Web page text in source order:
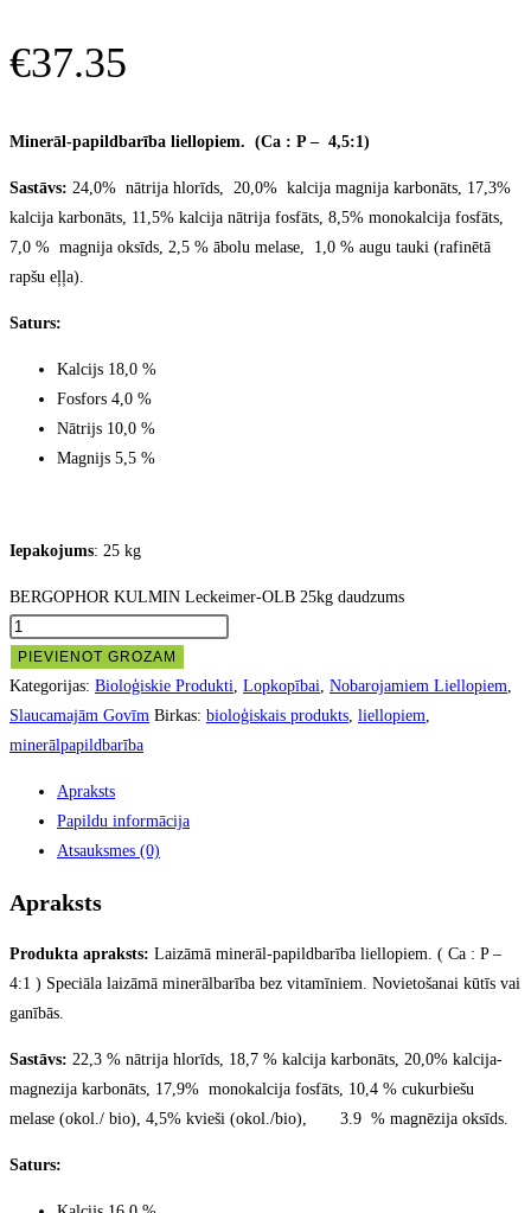
€37.35
Minerāl-papildbarība liellopiem. (Ca : P – 4,5:1)
Sastāvs: 24,0% nātrija hlorīds, 20,0% kalcija magnija karbonāts, 17,3%
kalcija karbonāts, 11,5% kalcija nātrija fosfāts, 8,5% monokalcija fosfāts,
7,0 % magnija oksīds, 2,5 % ābolu melase, 1,0 % augu tauki (rafinētā
rapšu eļļa).
Saturs:
Kalcijs 18,0 %
Fosfors 4,0 %
Nātrijs 10,0 %
Magnijs 5,5 %
Iepakojums: 25 kg
BERGOPHOR KULMIN Leckeimer-OLB 25kg daudzums
PIEVIENOT GROZAM
Kategorijas: Bioloģiskie Produkti, Lopkopībai, Nobarojamiem Liellopiem,
Slaucamajām Govīm Birkas: bioloģiskais produkts, liellopiem,
minerālpapildbarība
Apraksts
Papildu informācija
Atsauksmes (0)
Apraksts
Produkta apraksts: Laizāmā minerāl-papildbarība liellopiem. ( Ca : P –
4:1 ) Speciāla laizāmā minerālbarība bez vitamīniem. Novietošanai kūtīs vai
ganībās.
Sastāvs: 22,3 % nātrija hlorīds, 18,7 % kalcija karbonāts, 20,0% kalcija-
magnezija karbonāts, 17,9% monokalcija fosfāts, 10,4 % cukurbiešu
melase (okol./ bio), 4,5% kvieši (okol./bio), 3.9 % magnēzija oksīds.
Saturs: